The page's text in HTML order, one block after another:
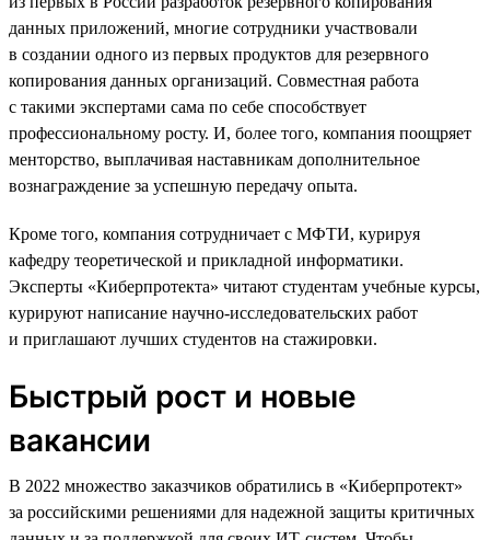
данных приложений, многие сотрудники участвовали
в создании одного из первых продуктов для резервного
копирования данных организаций. Совместная работа
с такими экспертами сама по себе способствует
профессиональному росту. И, более того, компания поощряет
менторство, выплачивая наставникам дополнительное
вознаграждение за успешную передачу опыта.
Кроме того, компания сотрудничает с МФТИ, курируя
кафедру теоретической и прикладной информатики.
Эксперты «Киберпротекта» читают студентам учебные курсы,
курируют написание научно-исследовательских работ
и приглашают лучших студентов на стажировки.
Быстрый рост и новые
вакансии
В 2022 множество заказчиков обратились в «Киберпротект»
за российскими решениями для надежной защиты критичных